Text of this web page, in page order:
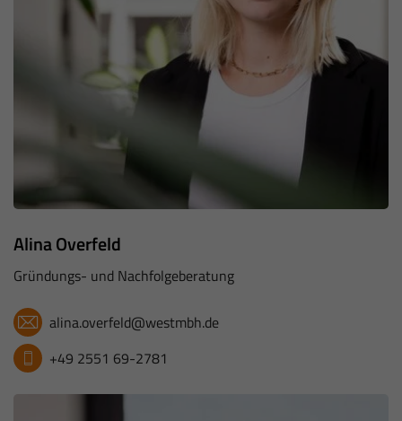
Alina Overfeld
Gründungs- und Nachfolgeberatung
alina.overfeld@westmbh.de
+49 2551 69-2781